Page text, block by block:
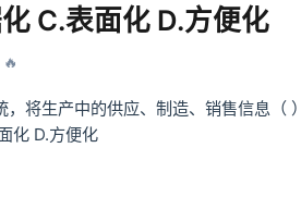
C.表面化 D.方便化
，将生产中的供应、制造、销售信息（
化 D.方便化